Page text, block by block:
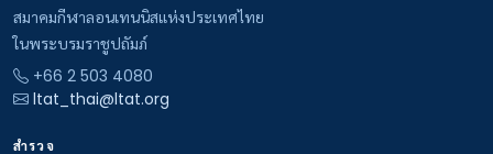
สมาคมกีฬาลอนเทนนิสแห่งประเทศไทย
ในพระบรมราชูปถัมภ์
+66 2 503 4080
ltat_thai@ltat.org
สำรวจ